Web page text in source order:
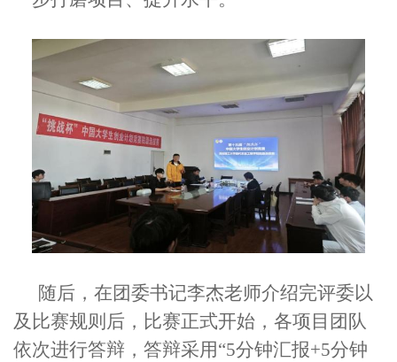
随后，在团委书记李杰老师介绍完评委以
及比赛规则后，比赛正式开始，各项目团队
依次进行答辩，答辩采用“5分钟汇报+5分钟